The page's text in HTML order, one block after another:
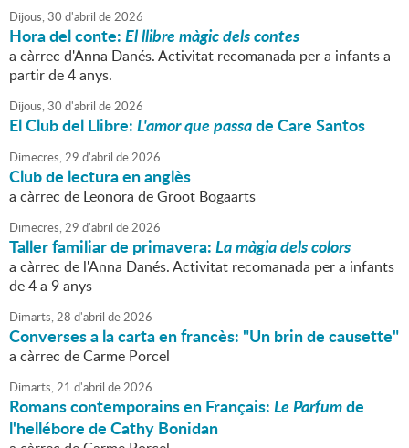
Dijous,30 d'abril de2026
Hora del conte:El llibre màgic dels contes
a càrrec d'Anna Danés. Activitat recomanada per a infants a
partir de 4 anys.
Dijous,30 d'abril de2026
El Club del Llibre:L'amor que passade Care Santos
Dimecres,29 d'abril de2026
Club de lectura en anglès
a càrrec de Leonora de Groot Bogaarts
Dimecres,29 d'abril de2026
Taller familiar de primavera:La màgia dels colors
a càrrec de l'Anna Danés. Activitat recomanada per a infants
de 4 a 9 anys
Dimarts,28 d'abril de2026
Converses a la carta en francès: "Un brin de causette"
a càrrec de Carme Porcel
Dimarts,21 d'abril de2026
Romans contemporains en Français:Le Parfumde
l'hellébore de Cathy Bonidan